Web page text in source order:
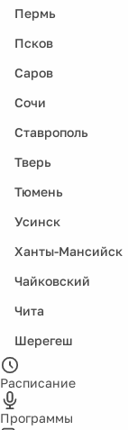
Пермь
Псков
Саров
Сочи
Ставрополь
Тверь
Тюмень
Усинск
Ханты-Мансийск
Чайковский
Чита
Шерегеш
Расписание
Программы